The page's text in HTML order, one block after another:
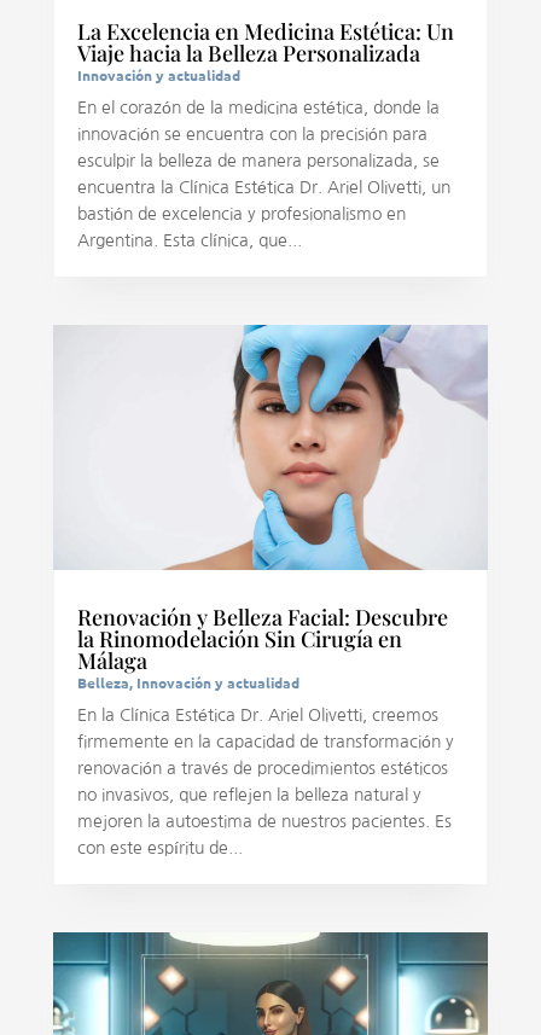
La Excelencia en Medicina Estética: Un
Viaje hacia la Belleza Personalizada
Innovación y actualidad
En el corazón de la medicina estética, donde la
innovación se encuentra con la precisión para
esculpir la belleza de manera personalizada, se
encuentra la Clínica Estética Dr. Ariel Olivetti, un
bastión de excelencia y profesionalismo en
Argentina. Esta clínica, que...
Renovación y Belleza Facial: Descubre
la Rinomodelación Sin Cirugía en
Málaga
Belleza, Innovación y actualidad
En la Clínica Estética Dr. Ariel Olivetti, creemos
firmemente en la capacidad de transformación y
renovación a través de procedimientos estéticos
no invasivos, que reflejen la belleza natural y
mejoren la autoestima de nuestros pacientes. Es
con este espíritu de...